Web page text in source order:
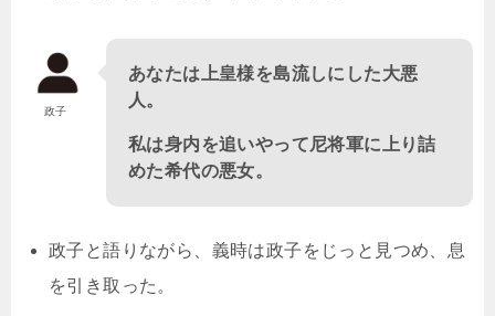
政子
あなたは上皇様を島流しにした大悪
人。
私は身内を追いやって尼将軍に上り詰
めた希代の悪女。
政子と語りながら、義時は政子をじっと見つめ、息
を引き取った。